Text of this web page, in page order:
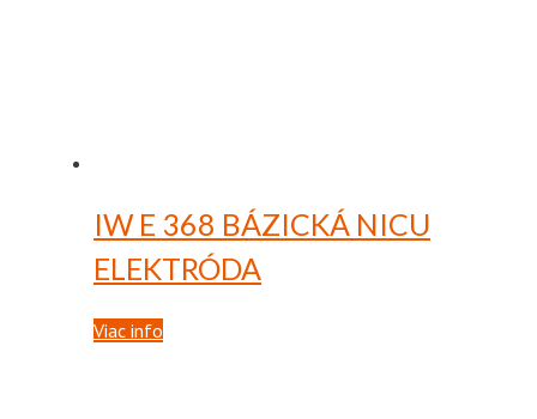
IW E 368 BÁZICKÁ NICU
ELEKTRÓDA
Viac info